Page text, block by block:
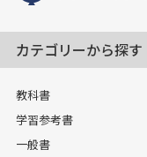
カテゴリーから探す
教科書
学習参考書
一般書